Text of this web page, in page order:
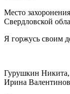
Место
Свердловской
Я горжусь своим
Гурушкин Никита,
Ирина